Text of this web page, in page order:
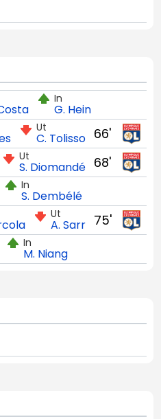
In
G. Hein
66'
Ut
C. Tolisso
68'
Ut
S. Diomandé
In
S. Dembélé
75'
Ut
A. Sarr
In
M. Niang